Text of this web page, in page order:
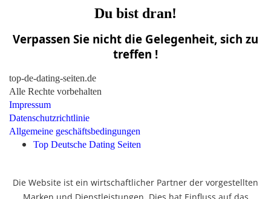
Du bist dran!
Verpassen Sie nicht die Gelegenheit, sich zu
treffen !
top-de-dating-seiten.de
Alle Rechte vorbehalten
Impressum
Datenschutzrichtlinie
Allgemeine geschäftsbedingungen
Top Deutsche Dating Seiten
Die Website ist ein wirtschaftlicher Partner der vorgestellten